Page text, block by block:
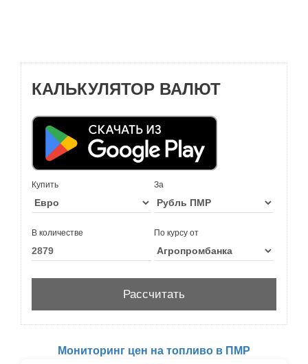
КАЛЬКУЛЯТОР ВАЛЮТ
Купить За
В количестве По курсу от
Мониторинг цен на топливо в ПМР